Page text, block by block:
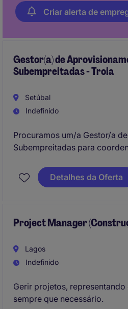
Criar alerta de
Gestor(a) de
Subempreitadas - Troia
Setúbal
Indefinido
Procuramos um/a Gestor/a
Subempreitadas para
da construção. Terá como
eficiência e o controlo de
Detalhes da Oferta
Project Manager
Lagos
Indefinido
Gerir projetos,
sempre que necessário.